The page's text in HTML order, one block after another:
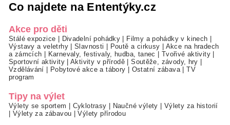
Co najdete na Ententýky.cz
Akce pro děti
Stálé expozice Divadelní pohádky Filmy a pohádky v kinech
Výstavy a veletrhy|Slavnosti Poutě a cirkusy
Akce na hradech
a zámcích
Karnevaly, festivaly, hudba, tanec Tvořivé aktivity
Sportovní aktivity|Aktivity v přírodě |Soutěže, závody, hry
Vzdělávání
Pobytové akce a tábory Ostatní zábava|TV
program
Tipy na výlet
Výlety se sportem Cyklotrasy Naučné výlety
Výlety za historií
Výlety za zábavou |Výlety přírodou